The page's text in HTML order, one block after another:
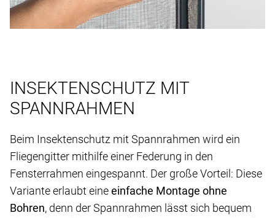
INSEKTENSCHUTZ MIT
SPANNRAHMEN
Beim Insektenschutz mit Spannrahmen wird ein
Fliegengitter mithilfe einer Federung in den
Fensterrahmen eingespannt. Der große Vorteil: Diese
Variante erlaubt eineeinfache Montage ohne
Bohren, denn der Spannrahmen lässt sich bequem